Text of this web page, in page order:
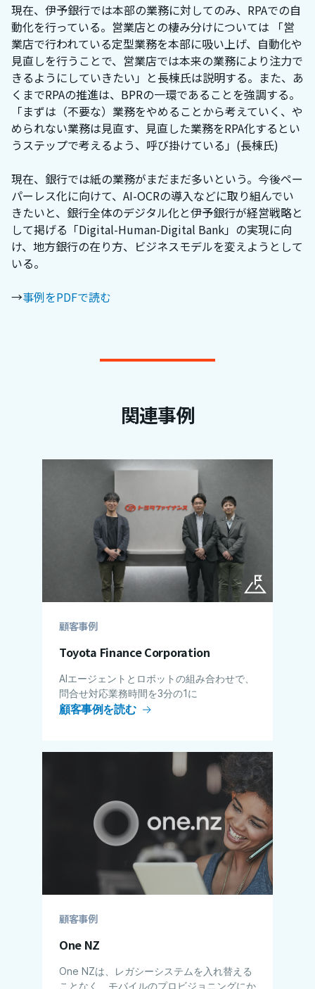
現在、伊予銀行では本部の業務に対してのみ、RPAでの自
動化を行っている。営業店との棲み分けについては 「営
業店で行われている定型業務を本部に吸い上げ、自動化や
見直しを行うことで、営業店では本来の業務により注力で
きるようにしていきたい」と長棟氏は説明する。また、あ
くまでRPAの推進は、BPRの一環であることを強調する。
「まずは（不要な）業務をやめることから考えていく、や
められない業務は見直す、見直した業務をRPA化するとい
うステップで考えるよう、呼び掛けている」(長棟氏)
現在、銀行では紙の業務がまだまだ多いという。今後ペー
パーレス化に向けて、AI-OCRの導入などに取り組んでい
きたいと、銀行全体のデジタル化と伊予銀行が経営戦略と
して掲げる「Digital-Human-Digital Bank」の実現に向
け、地方銀行の在り方、ビジネスモデルを変えようとして
いる。
→事例をPDFで読む
関連事例
顧客事例
Toyota Finance Corporation
AIエージェントとロボットの組み合わせで、
問合せ対応業務時間を3分の1に
顧客事例を読む
顧客事例
One NZ
One NZは、レガシーシステムを入れ替える
ことなく、モバイルのプロビジョニングにか